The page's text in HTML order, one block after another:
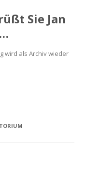
Sie Jan
wird als Archiv wieder